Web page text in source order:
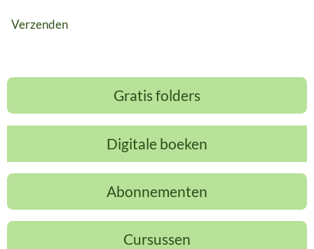
Verzenden
Gratis folders
Digitale boeken
Abonnementen
Cursussen